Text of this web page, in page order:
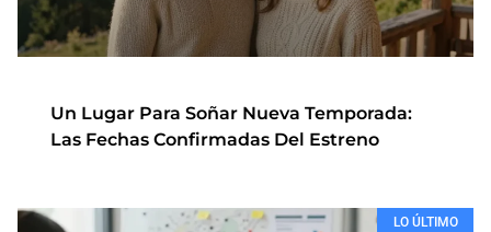
Un Lugar Para Soñar Nueva Temporada:
Las Fechas Confirmadas Del Estreno
LO ÚLTIMO